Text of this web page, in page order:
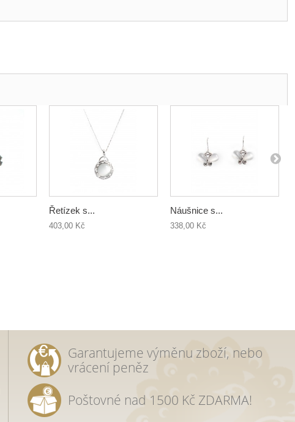
Řetízek s...
403,00 Kč
Náušnice s...
338,00 Kč
Garantujeme výměnu zboží, nebo
vrácení peněz
Poštovné nad 1500 Kč ZDARMA!